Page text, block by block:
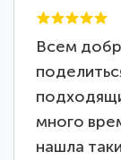
Всем
много
нашла